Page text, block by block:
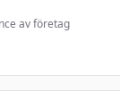
av företag